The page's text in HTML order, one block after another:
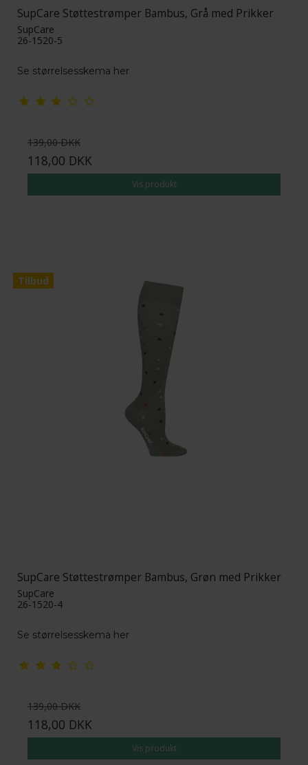
SupCare Støttestrømper Bambus, Grå med Prikker
SupCare
26-1520-5
Se størrelsesskema her
139,00 DKK
118,00 DKK
Vis produkt
Tilbud
SupCare Støttestrømper Bambus, Grøn med Prikker
SupCare
26-1520-4
Se størrelsesskema her
139,00 DKK
118,00 DKK
Vis produkt